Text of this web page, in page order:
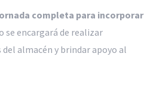
completa para incorporar
se encargará de realizar
almacén y brindar apoyo al